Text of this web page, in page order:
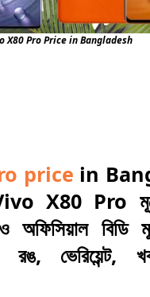
X80 Pro Price in Bangladesh
price in
Vivo X80 Pro
অফিসিয়াল বিডি
রঙ, ভেরিয়েন্ট,